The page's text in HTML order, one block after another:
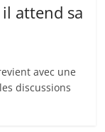
il attend sa
avec une
discussions